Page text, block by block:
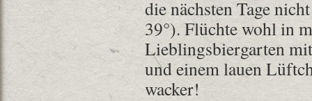
die nächsten Tage
39°). Flüchte wohl in
Lieblingsbiergarten
und einem lauen
wacker!